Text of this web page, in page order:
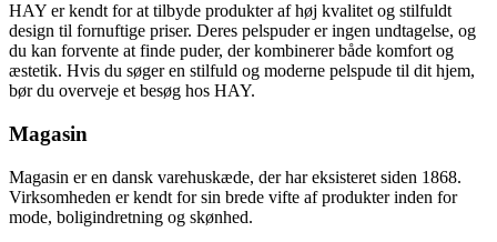
HAY er kendt for at tilbyde produkter af høj kvalitet og stilfuldt
design til fornuftige priser. Deres pelspuder er ingen undtagelse, og
du kan forvente at finde puder, der kombinerer både komfort og
æstetik. Hvis du søger en stilfuld og moderne pelspude til dit hjem,
bør du overveje et besøg hos HAY.
Magasin
Magasin er en dansk varehuskæde, der har eksisteret siden 1868.
Virksomheden er kendt for sin brede vifte af produkter inden for
mode, boligindretning og skønhed.